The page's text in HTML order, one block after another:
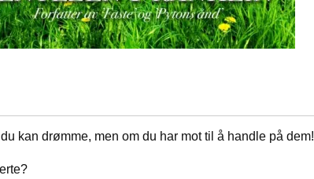
kan drømme, men om du har mot til å handle på dem!